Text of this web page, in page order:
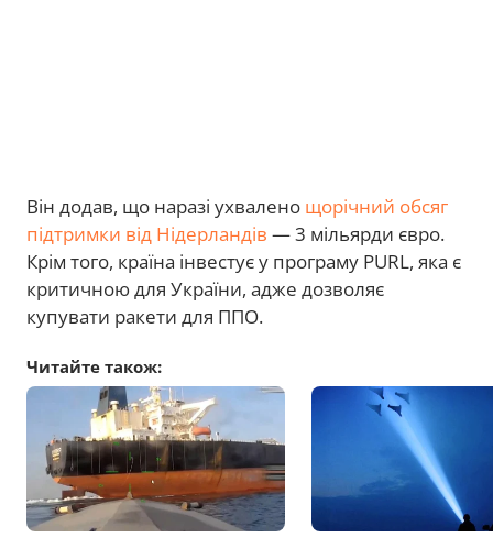
Він додав, що наразі ухвалено щорічний обсяг
підтримки від Нідерландів — 3 мільярди євро.
Крім того, країна інвестує у програму PURL, яка є
критичною для України, адже дозволяє
купувати ракети для ППО.
Читайте також: